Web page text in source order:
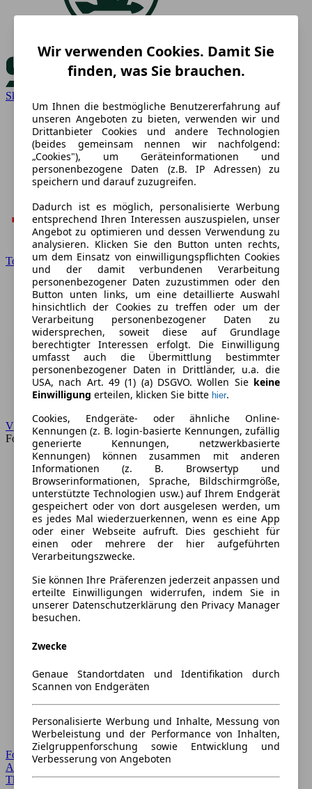
Skoda
Toyota
VW
Forum
Forum Startseite
Alle Auto-Foren
Themen-Forum
Wir verwenden Cookies. Damit Sie
finden, was Sie brauchen.
Um Ihnen die bestmögliche Benutzererfahrung auf
unseren Angeboten zu bieten, verwenden wir und
Drittanbieter Cookies und andere Technologien
(beides gemeinsam nennen wir nachfolgend:
„Cookies"), um Geräteinformationen und
personenbezogene Daten (z.B. IP Adressen) zu
speichern und darauf zuzugreifen.
Dadurch ist es möglich, personalisierte Werbung
entsprechend Ihren Interessen auszuspielen, unser
Angebot zu optimieren und dessen Verwendung zu
analysieren. Klicken Sie den Button unten rechts,
um dem Einsatz von einwilligungspflichten Cookies
und der damit verbundenen Verarbeitung
personenbezogener Daten zuzustimmen oder den
Button unten links, um eine detaillierte Auswahl
hinsichtlich der Cookies zu treffen oder um der
Verarbeitung personenbezogener Daten zu
widersprechen, soweit diese auf Grundlage
berechtigter Interessen erfolgt. Die Einwilligung
umfasst auch die Übermittlung bestimmter
personenbezogener Daten in Drittländer, u.a. die
USA, nach Art. 49 (1) (a) DSGVO. Wollen Sie keine
Einwilligung erteilen, klicken Sie bitte hier.
Cookies, Endgeräte- oder ähnliche Online-
Kennungen (z. B. login-basierte Kennungen, zufällig
generierte Kennungen, netzwerkbasierte
Kennungen) können zusammen mit anderen
Informationen (z. B. Browsertyp und
Browserinformationen, Sprache, Bildschirmgröße,
unterstützte Technologien usw.) auf Ihrem Endgerät
gespeichert oder von dort ausgelesen werden, um
es jedes Mal wiederzuerkennen, wenn es eine App
oder einer Webseite aufruft. Dies geschieht für
einen oder mehrere der hier aufgeführten
Verarbeitungszwecke.
Sie können Ihre Präferenzen jederzeit anpassen und
erteilte Einwilligungen widerrufen, indem Sie in
unserer Datenschutzerklärung den Privacy Manager
besuchen.
Zwecke
Genaue Standortdaten und Identifikation durch
Scannen von Endgeräten
Personalisierte Werbung und Inhalte, Messung von
Werbeleistung und der Performance von Inhalten,
Zielgruppenforschung sowie Entwicklung und
Verbesserung von Angeboten